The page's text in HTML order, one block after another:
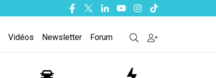
Facebook
TwitterLinkedinYoutubeInstagram
Tiktok
Vidéos Newsletter Forum